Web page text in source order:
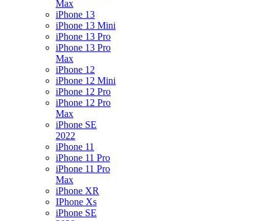
Max
iPhone 13
iPhone 13 Mini
iPhone 13 Pro
iPhone 13 Pro
Max
iPhone 12
iPhone 12 Mini
iPhone 12 Pro
iPhone 12 Pro
Max
iPhone SE
2022
iPhone 11
iPhone 11 Pro
iPhone 11 Pro
Max
iPhone XR
IPhone Xs
iPhone SE